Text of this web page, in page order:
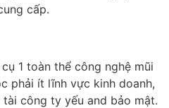
cấp.
1 toàn thể công nghệ mũi
phải ít lĩnh vực kinh doanh,
công ty yếu and bảo mật.